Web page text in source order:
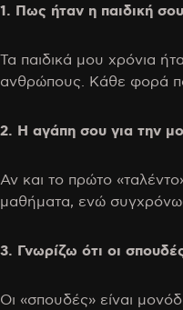
1. Πως ήταν η παιδική σου
Τα παιδικά μου χρόνια
ανθρώπους. Κάθε φορά
2. Η αγάπη σου για την
Αν και το πρώτο
μαθήματα, ενώ
3. Γνωρίζω ότι οι
Οι «σπουδές» είναι